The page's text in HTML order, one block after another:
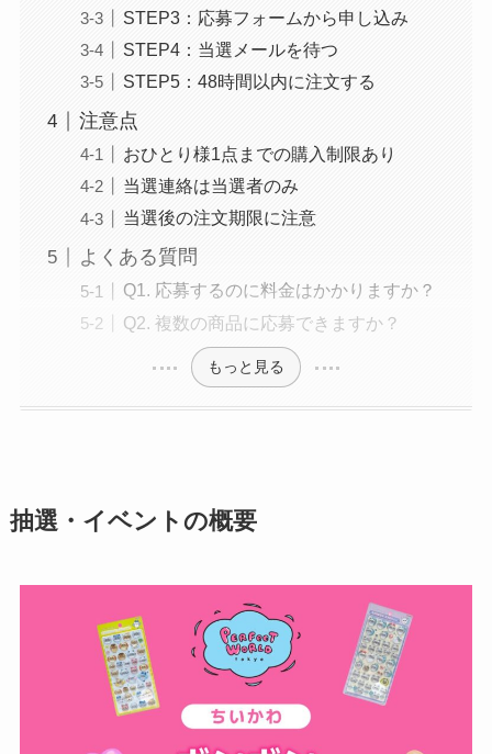
STEP3：応募フォームから申し込み
STEP4：当選メールを待つ
STEP5：48時間以内に注文する
注意点
おひとり様1点までの購入制限あり
当選連絡は当選者のみ
当選後の注文期限に注意
よくある質問
Q1. 応募するのに料金はかかりますか？
Q2. 複数の商品に応募できますか？
もっと見る
抽選・イベントの概要